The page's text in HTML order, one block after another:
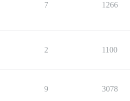
7 1266
2 1100
9 3078